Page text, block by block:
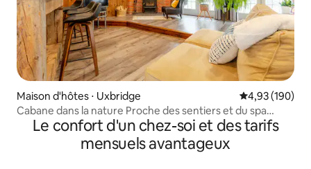
Maison d'hôtes ⋅ Uxbridge Évaluation
4,93 (190)
Cabane dans la nature Proche des sentiers et du spa
Thermea
Le confort d'un chez-soi et des tarifs
mensuels avantageux